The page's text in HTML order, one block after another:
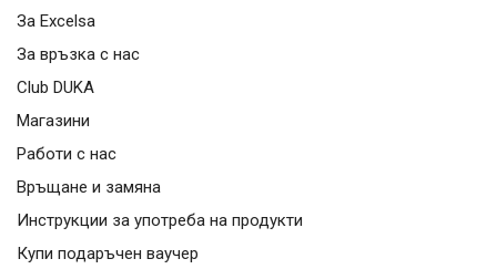
За Excelsa
За връзка с нас
Club DUKA
Магазини
Работи с нас
Връщане и замяна
Инструкции за употреба на продукти
Купи подаръчен ваучер